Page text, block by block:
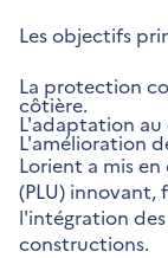
Les objectifs
La protection
côtière.
L'adaptation
L'amélioration
Lorient a mis
(PLU) innovant,
l'intégration des
constructions.